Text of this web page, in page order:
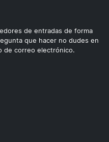
de entradas de forma
que hacer no dudes en
de correo electrónico.